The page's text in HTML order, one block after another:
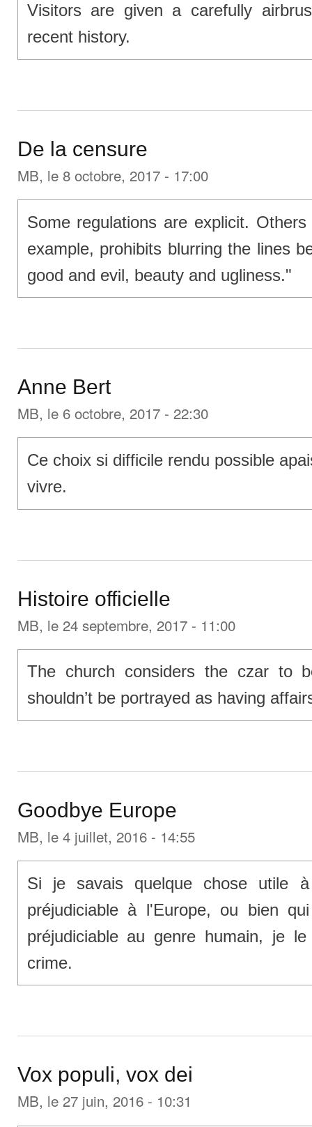
Visitors are given a carefully
recent history.
De la censure
MB, le 8 octobre, 2017 - 17:00
Some regulations are explicit.
example, prohibits blurring the lines
good and evil, beauty and ugliness."
Anne Bert
MB, le 6 octobre, 2017 - 22:30
Ce choix si difficile rendu possible
vivre.
Histoire officielle
MB, le 24 septembre, 2017 - 11:00
The church considers the czar to
shouldn’t be portrayed as having
Goodbye Europe
MB, le 4 juillet, 2016 - 14:55
Si je savais quelque chose utile
préjudiciable à l'Europe, ou bien
préjudiciable au genre humain, je
crime.
Vox populi, vox dei
MB, le 27 juin, 2016 - 10:31